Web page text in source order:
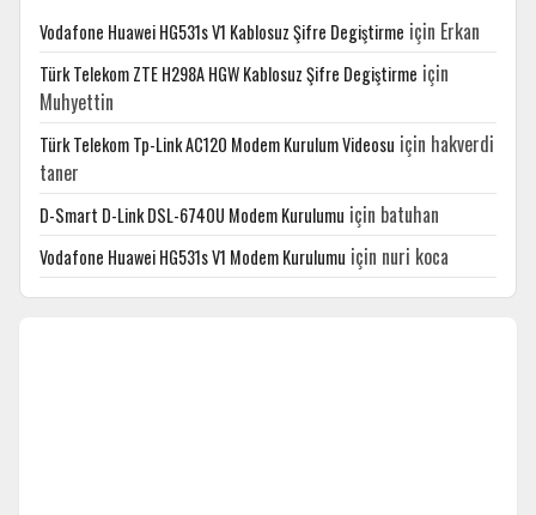
Vodafone Huawei HG531s V1 Kablosuz Şifre Degiştirme için Erkan
Türk Telekom ZTE H298A HGW Kablosuz Şifre Degiştirme için
Muhyettin
Türk Telekom Tp-Link AC120 Modem Kurulum Videosu için hakverdi
taner
D-Smart D-Link DSL-6740U Modem Kurulumu için batuhan
Vodafone Huawei HG531s V1 Modem Kurulumu için nuri koca